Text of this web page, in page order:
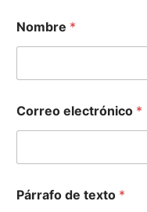
l
e
ó
n
i
o
o
Nombre *
Correo electrónico *
Párrafo de texto *